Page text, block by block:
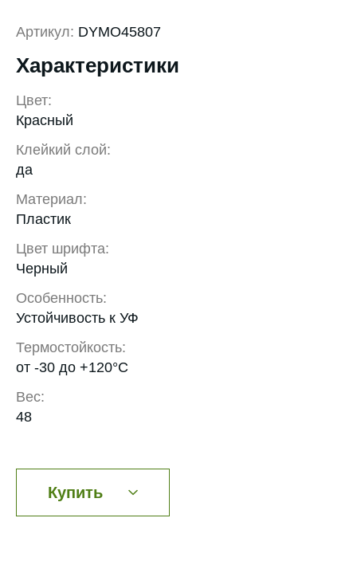
Артикул: DYMO45807
Характеристики
Цвет:
Красный
Клейкий слой:
да
Материал:
Пластик
Цвет шрифта:
Черный
Особенность:
Устойчивость к УФ
Термостойкость:
от -30 до +120°С
Вес:
48
Купить